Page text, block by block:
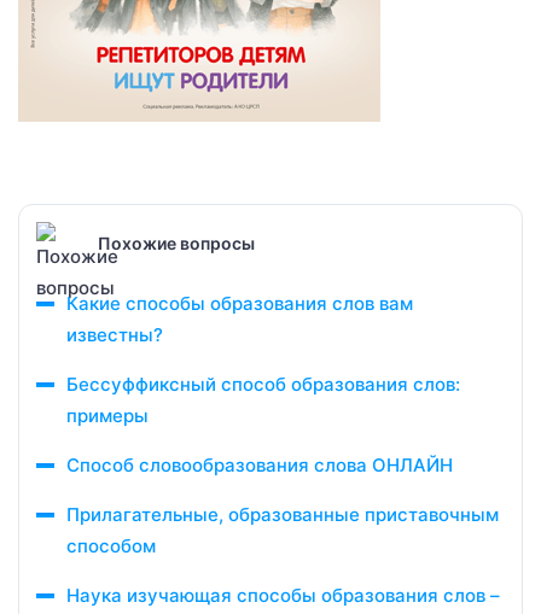
Похожие вопросы
Какие способы образования слов вам
известны?
Бессуффиксный способ образования слов:
примеры
Способ словообразования слова ОНЛАЙН
Прилагательные, образованные приставочным
способом
Наука изучающая способы образования слов –